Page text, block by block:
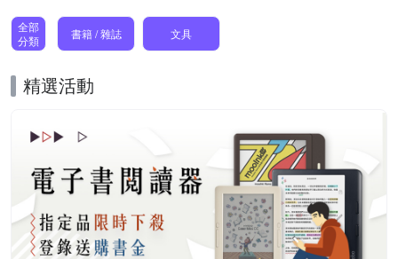
全部
分類
書籍 / 雜誌 文具
精選活動